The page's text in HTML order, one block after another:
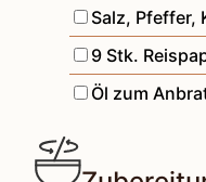
▢
Salz, Pfeffer,
▢
9 Stk.
▢
Öl zum